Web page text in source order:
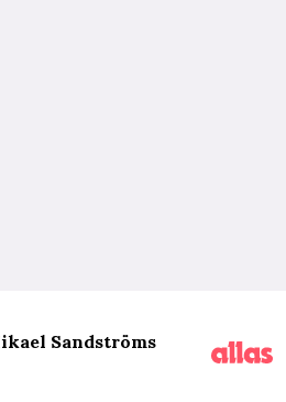
Sandströms